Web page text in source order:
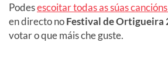
Podesescoitar todas as súas
en directo noFestival de Ortigueira
votar o que máis che guste.